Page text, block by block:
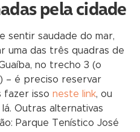
pela cidade
sentir saudade do mar,
uma das três quadras de
no trecho 3 (o
– é preciso reservar
fazer issoneste link, ou
Outras alternativas
Parque Tenístico José